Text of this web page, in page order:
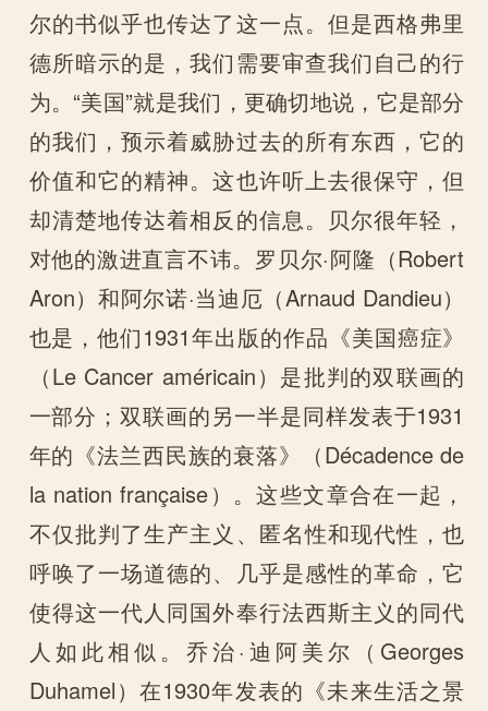
尔的书似乎也传达了这一点。但是西格弗里
德所暗示的是，我们需要审查我们自己的行
为。“美国”就是我们，更确切地说，它是部分
的我们，预示着威胁过去的所有东西，它的
价值和它的精神。这也许听上去很保守，但
却清楚地传达着相反的信息。贝尔很年轻，
对他的激进直言不讳。罗贝尔·阿隆（Robert
Aron）和阿尔诺·当迪厄（Arnaud Dandieu）
也是，他们1931年出版的作品《美国癌症》
（Le Cancer américain）是批判的双联画的
一部分；双联画的另一半是同样发表于1931
年的《法兰西民族的衰落》（Décadence de
la nation française）。这些文章合在一起，
不仅批判了生产主义、匿名性和现代性，也
呼唤了一场道德的、几乎是感性的革命，它
使得这一代人同国外奉行法西斯主义的同代
人如此相似。乔治·迪阿美尔（Georges
Duhamel）在1930年发表的《未来生活之景